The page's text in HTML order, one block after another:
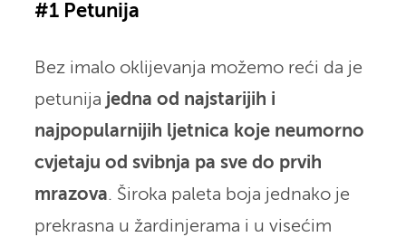
#1 Petunija
Bez imalo oklijevanja možemo reći da je
petunija jedna od najstarijih i
najpopularnijih ljetnica koje neumorno
cvjetaju od svibnja pa sve do prvih
mrazova. Široka paleta boja jednako je
prekrasna u žardinjerama i u visećim